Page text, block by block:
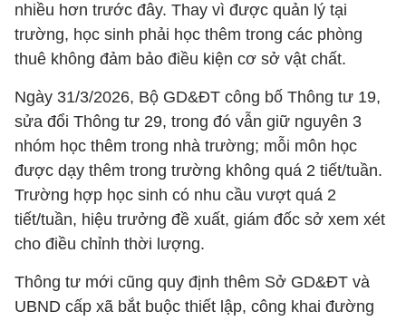
nhiều hơn trước đây. Thay vì được quản lý tại
trường, học sinh phải học thêm trong các phòng
thuê không đảm bảo điều kiện cơ sở vật chất.
Ngày 31/3/2026, Bộ GD&ĐT công bố Thông tư 19,
sửa đổi Thông tư 29, trong đó vẫn giữ nguyên 3
nhóm học thêm trong nhà trường; mỗi môn học
được dạy thêm trong trường không quá 2 tiết/tuần.
Trường hợp học sinh có nhu cầu vượt quá 2
tiết/tuần, hiệu trưởng đề xuất, giám đốc sở xem xét
cho điều chỉnh thời lượng.
Thông tư mới cũng quy định thêm Sở GD&ĐT và
UBND cấp xã bắt buộc thiết lập, công khai đường